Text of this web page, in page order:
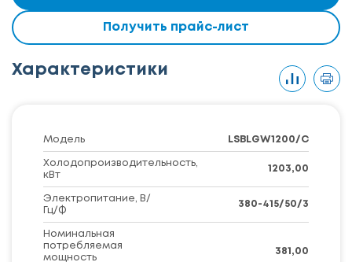
Получить прайс-лист
Характеристики
Модель LSBLGW1200/C
Холодопроизводительность,
кВт
1203,00
Электропитание, В/
Гц/Ф
380-415/50/3
Номинальная
потребляемая
мощность
381,00